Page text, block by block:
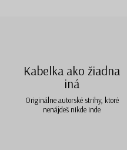
Kabelka ako žiadna
iná
Originálne autorské strihy, ktoré
nenájdeš nikde inde